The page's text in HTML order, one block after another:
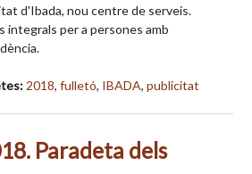
d'Ibada, nou centre de serveis.
integrals per a persones amb
2018, fulletó, IBADA, publicitat
Paradeta dels